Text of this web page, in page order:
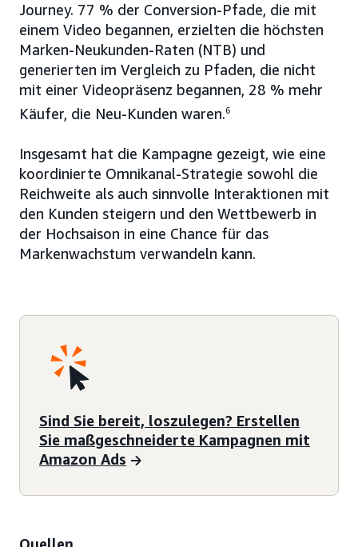
Journey. 77 % der Conversion-Pfade, die mit
einem Video begannen, erzielten die höchsten
Marken-Neukunden-Raten (NTB) und
generierten im Vergleich zu Pfaden, die nicht
mit einer Videopräsenz begannen, 28 % mehr
Käufer, die Neu-Kunden waren.6
Insgesamt hat die Kampagne gezeigt, wie eine
koordinierte Omnikanal-Strategie sowohl die
Reichweite als auch sinnvolle Interaktionen mit
den Kunden steigern und den Wettbewerb in
der Hochsaison in eine Chance für das
Markenwachstum verwandeln kann.
Sind Sie bereit, loszulegen? Erstellen
Sie maßgeschneiderte Kampagnen mit
Amazon Ads